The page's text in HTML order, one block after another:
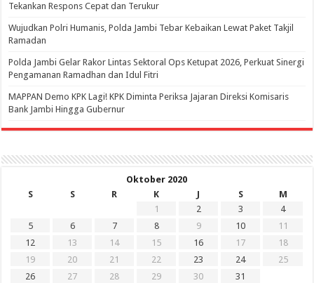
Tekankan Respons Cepat dan Terukur
Wujudkan Polri Humanis, Polda Jambi Tebar Kebaikan Lewat Paket Takjil
Ramadan
Polda Jambi Gelar Rakor Lintas Sektoral Ops Ketupat 2026, Perkuat Sinergi
Pengamanan Ramadhan dan Idul Fitri
‎MAPPAN Demo KPK Lagi! KPK Diminta Periksa Jajaran Direksi Komisaris
Bank Jambi Hingga Gubernur ‎
Oktober 2020
S
S R K J S
M
1
2 3
4
5
6 7 8 9 10
11
12
13 14 15 16 17
18
19
20 21 22 23 24
25
26
27 28 29 30
31